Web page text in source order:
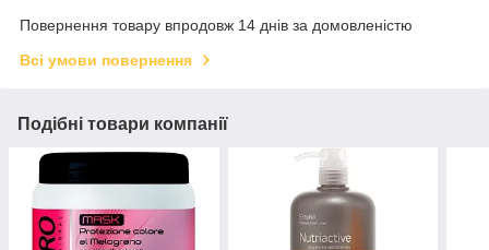
Повернення товару впродовж 14 днів за домовленістю
Всі умови повернення
Подібні товари компанії